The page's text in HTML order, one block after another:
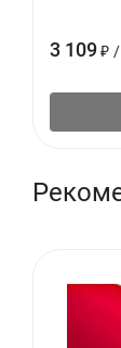
3 109₽ /